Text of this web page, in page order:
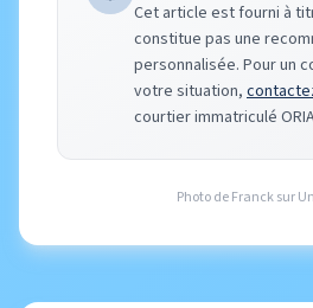
Cet article est fourni à
constitue pas une
personnalisée. Pour un
votre situation,
courtier immatriculé
Photo deFrancksur